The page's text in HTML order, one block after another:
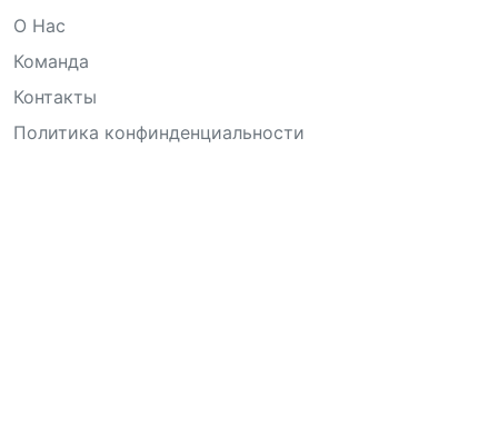
О Нас
Команда
Контакты
Политика конфинденциальности